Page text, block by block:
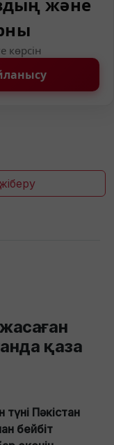
көрсін
қаза
түні Пәкістан
бейбіт